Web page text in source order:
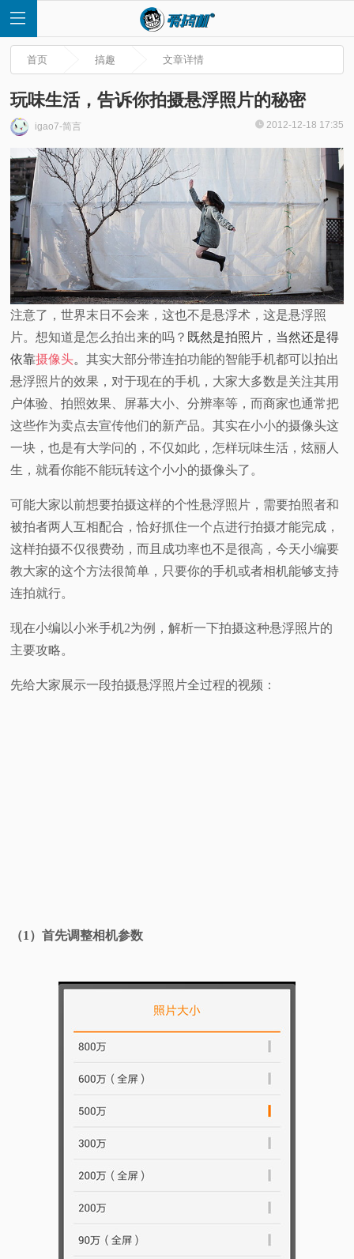
页
快
讯
评
测
视
频
普
验
题
首页 搞趣 文章详情
玩味生活，告诉你拍摄悬浮照片的秘密
igao7-简言 2012-12-18 17:35
注意了，世界末日不会来，这也不是悬浮术，这是悬浮照
片。想知道是怎么拍出来的吗？ 既然是拍照片，当然还是得
依靠摄像头。其实大部分带连拍功能的智能手机都可以拍出
悬浮照片的效果，对于现在的手机，大家大多数是关注其用
户体验、拍照效果、屏幕大小、分辨率等，而商家也通常把
这些作为卖点去宣传他们的新产品。其实在小小的摄像头这
一块，也是有大学问的，不仅如此，怎样玩味生活，炫丽人
生，就看你能不能玩转这个小小的摄像头了。
可能大家以前想要拍摄这样的个性悬浮照片，需要拍照者和
被拍者两人互相配合，恰好抓住一个点进行拍摄才能完成，
这样拍摄不仅很费劲，而且成功率也不是很高，今天小编要
教大家的这个方法很简单，只要你的手机或者相机能够支持
连拍就行。
现在小编以小米手机2为例，解析一下拍摄这种悬浮照片的
主要攻略。
先给大家展示一段拍摄悬浮照片全过程的视频：
（1）首先调整相机参数